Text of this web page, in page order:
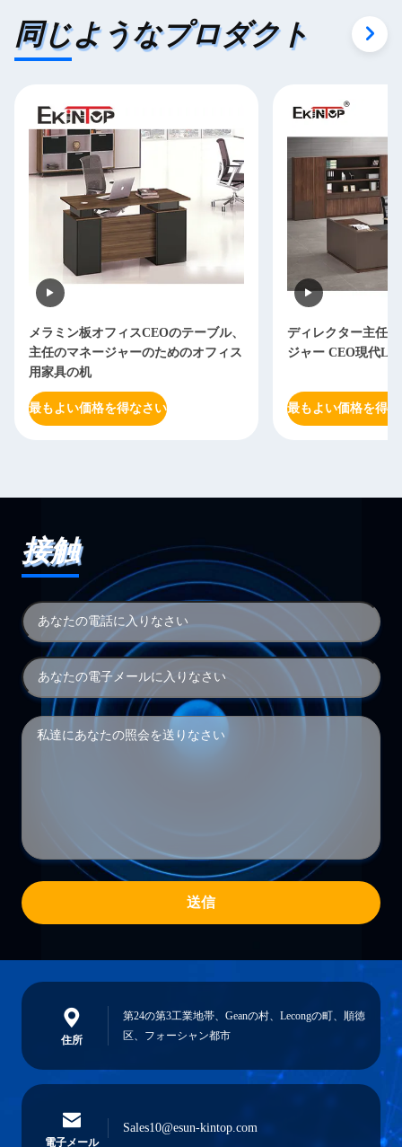
同じようなプロダクト
メラミン板オフィスCEOのテーブル、
主任のマネージャーのためのオフィス
用家具の机
最もよい価格を得なさい
ディレクター主任
ジャー CEO現代L
最もよい価格を得
接触
送信
住所
第24の第3工業地帯、Geanの村、Lecongの町、順徳
区、フォーシャン都市
電子メール
Sales10@esun-kintop.com